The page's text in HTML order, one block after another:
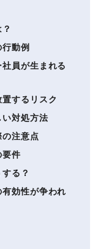
動例
員が生まれる
するリスク
対処方法
注意点
要件
る？
効性が争われ